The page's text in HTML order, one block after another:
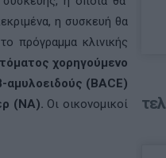
η συσκευή θα
πρόγραμμα κλινικής
χορηγούμενο
αµυλοειδούς (BACE)
(NA). Οι οικονομικοί